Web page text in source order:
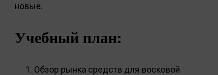
новые.
Учебный план:
Обзор рынка средств для восковой